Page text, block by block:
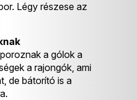
Légy részese az
a gólok a
a rajongók, ami
de bátorító is a